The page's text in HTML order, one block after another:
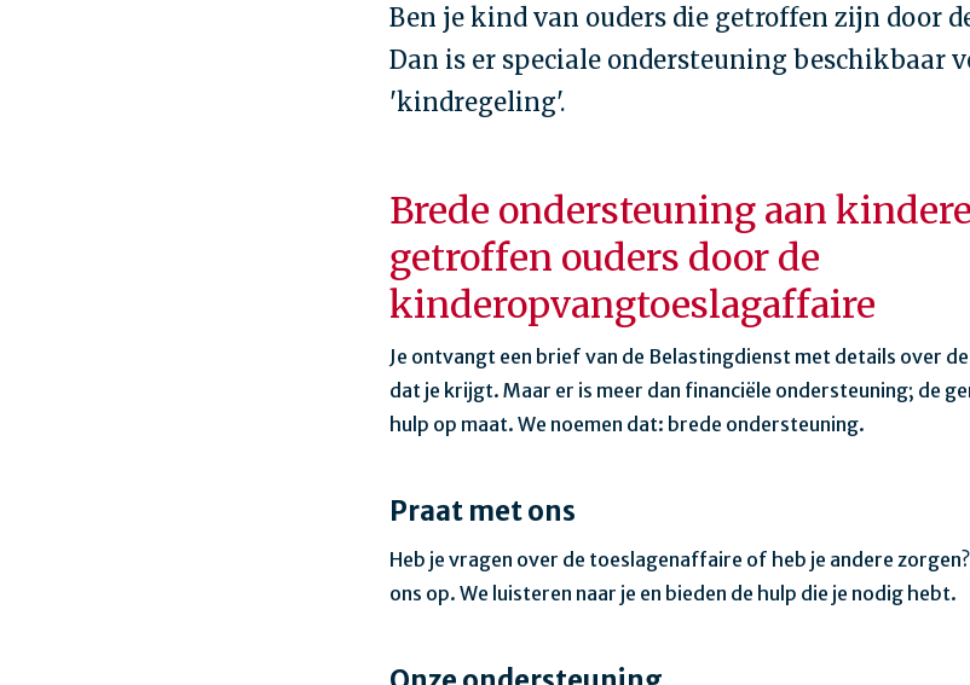
Ben je kind van ouders die getroffen zijn door
Dan is er speciale ondersteuning beschikbaar
'kindregeling'.
Brede ondersteuning aan
getroffen ouders door de
kinderopvangtoeslagaffaire
Je ontvangt een brief van de Belastingdienst met details over
dat je krijgt. Maar er is meer dan financiële ondersteuning; de
hulp op maat. We noemen dat: brede ondersteuning.
Praat met ons
Heb je vragen over de toeslagenaffaire of heb je andere
ons op. We luisteren naar je en bieden de hulp die je nodig hebt.